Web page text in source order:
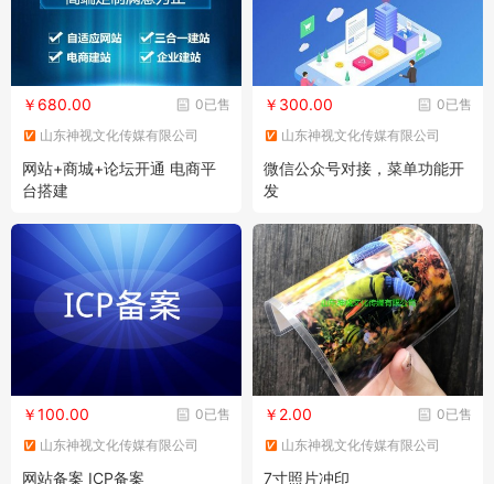
0已售
￥680.00
山东神视文化传媒有限公司
网站+商城+论坛开通 电商平
台搭建
0已售
￥300.00
山东神视文化传媒有限公司
微信公众号对接，菜单功能开
发
0已售
￥100.00
山东神视文化传媒有限公司
网站备案 ICP备案
0已售
￥2.00
山东神视文化传媒有限公司
7寸照片冲印